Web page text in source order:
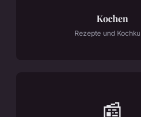
Kochen
Rezepte und